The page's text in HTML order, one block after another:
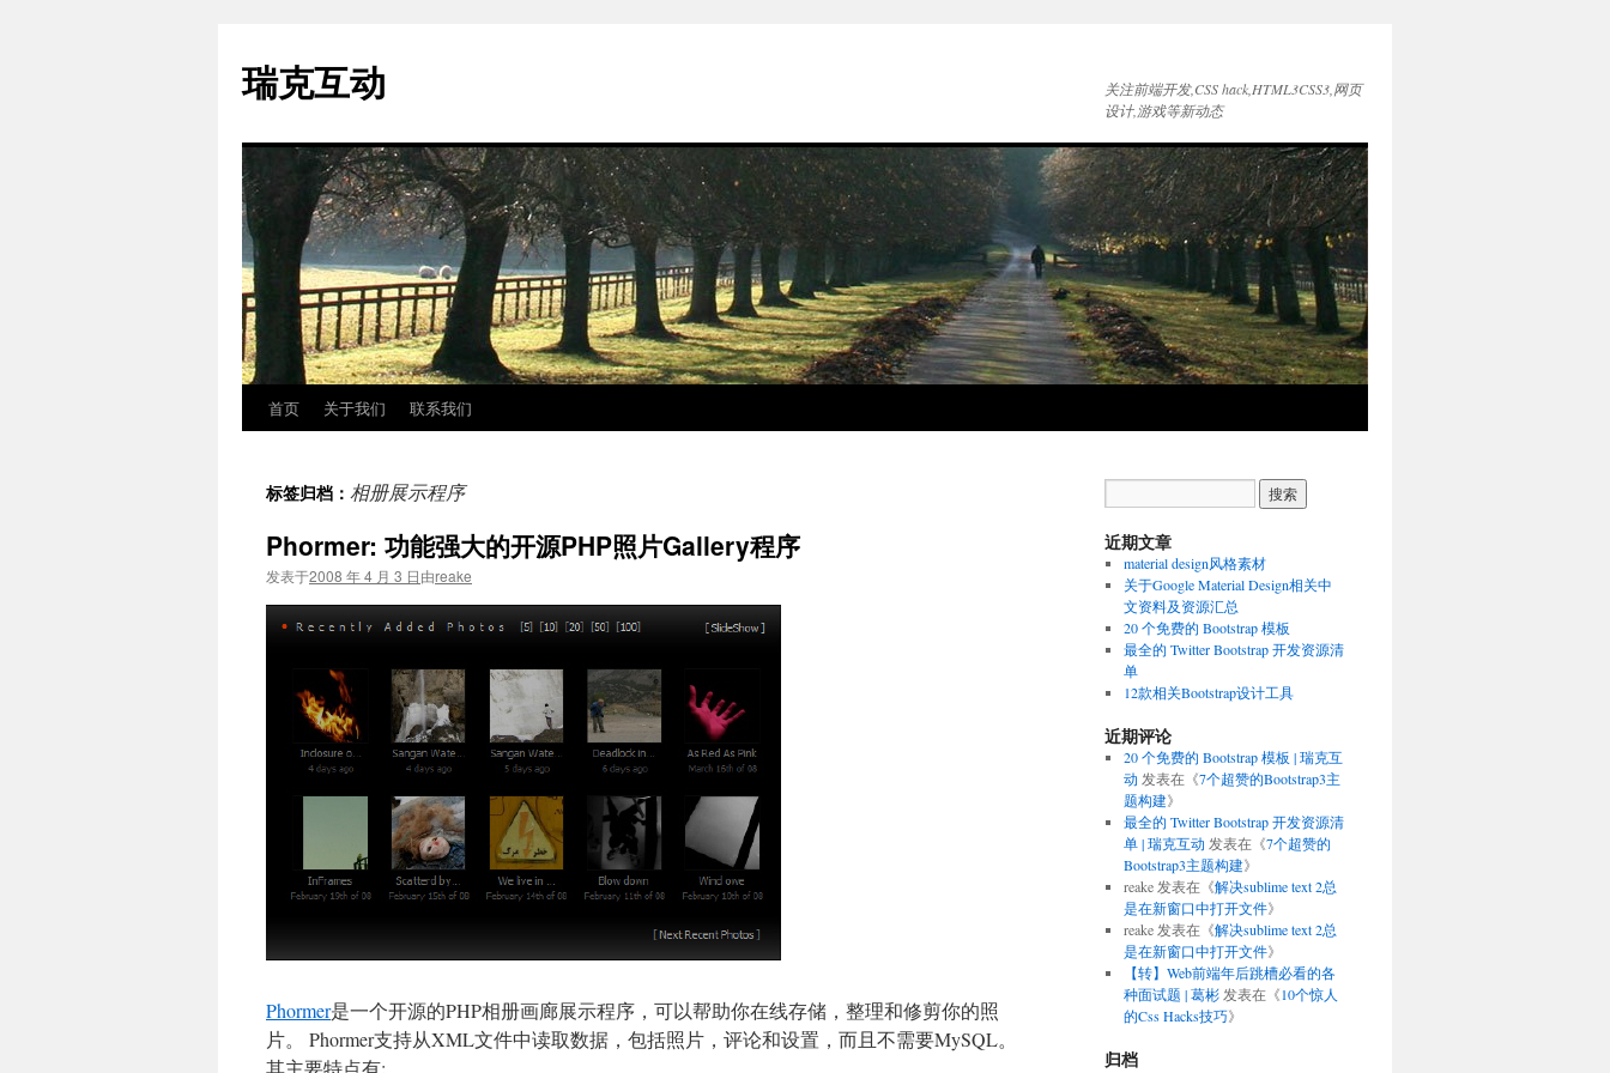
瑞克互动
关注前端开发,CSS hack,HTML3CSS3,网页
设计,游戏等新动态
正
首页 关于我们 联系我们
标签归档： 相册展示程序
Phormer: 功能强大的开源PHP照片Gallery程序
发表于2008 年 4 月 3 日由reake
Phormer是一个开源的PHP相册画廊展示程序，可以帮助你在线存储，整理和修剪你的照
片。 Phormer支持从XML文件中读取数据，包括照片，评论和设置，而且不需要MySQL。
其主要特点有:
近期文章
material design风格素材
关于Google Material Design相关中
文资料及资源汇总
20 个免费的 Bootstrap 模板
最全的 Twitter Bootstrap 开发资源清
单
12款相关Bootstrap设计工具
近期评论
20 个免费的 Bootstrap 模板 | 瑞克互
动 发表在《7个超赞的Bootstrap3主
题构建》
最全的 Twitter Bootstrap 开发资源清
单 | 瑞克互动 发表在《7个超赞的
Bootstrap3主题构建》
reake发表在《解决sublime text 2总
是在新窗口中打开文件》
reake发表在《解决sublime text 2总
是在新窗口中打开文件》
【转】Web前端年后跳槽必看的各
种面试题 | 葛彬发表在《10个惊人
的Css Hacks技巧》
归档